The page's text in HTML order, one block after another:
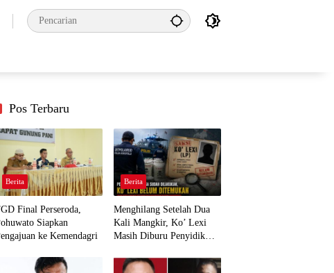
Pos Terbaru
Berita
Final Perseroda,
Siapkan
ke Kemendagri
Berita
Menghilang Setelah Dua
Kali Mangkir, Ko’ Lexi
Masih Diburu Penyidik